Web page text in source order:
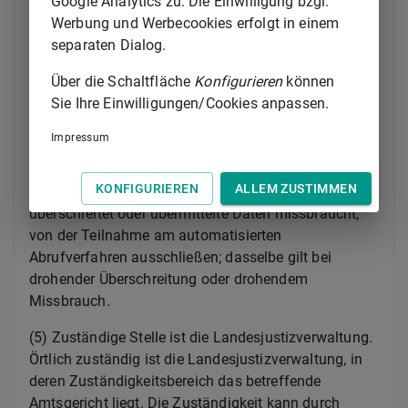
verwenden darf. Die zuständige Stelle hat (z. B. durch
Stichproben) zu prüfen, ob sich Anhaltspunkte dafür
überschritten oder übermittelte Daten missbraucht
werden.
(4) Die zuständige Stelle kann einen Nutzer, der die
Funktionsfähigkeit der Abrufeinrichtung gefährdet,
die nach Absatz 3 Satz 1 zulässige Einsicht
überschreitet oder übermittelte Daten missbraucht,
von der Teilnahme am automatisierten
Abrufverfahren ausschließen; dasselbe gilt bei
drohender Überschreitung oder drohendem
Missbrauch.
(5) Zuständige Stelle ist die Landesjustizverwaltung.
Örtlich zuständig ist die Landesjustizverwaltung, in
deren Zuständigkeitsbereich das betreffende
Amtsgericht liegt. Die Zuständigkeit kann durch
Werbung und Werbecookies erfolgt in einem
separaten Dialog.
Über die Schaltfläche Konfigurierenkönnen
Sie Ihre Einwilligungen/Cookies anpassen.
Impressum
KONFIGURIEREN ALLEM ZUSTIMMEN